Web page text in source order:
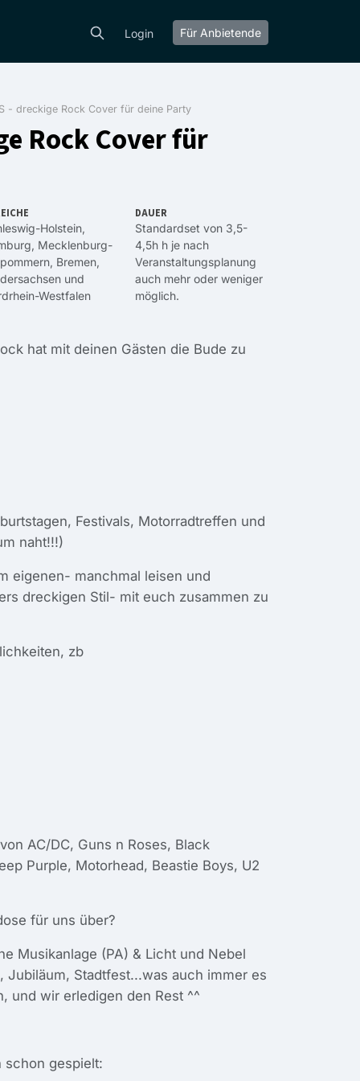
Login Für Anbietende
- dreckige Rock Cover für deine Party
Rock Cover für
Holstein,
, Mecklenburg-
, Bremen,
und
Westfalen
DAUER
Standardset von 3,5-
4,5h h je nach
Veranstaltungsplanung
auch mehr oder weniger
möglich.
hat mit deinen Gästen die Bude zu
Festivals, Motorradtreffen und
naht!!!)
eigenen- manchmal leisen und
dreckigen Stil- mit euch zusammen zu
zb
AC/DC, Guns n Roses, Black
Purple, Motorhead, Beastie Boys, U2
für uns über?
Musikanlage (PA) & Licht und Nebel
Jubiläum, Stadtfest...was auch immer es
und wir erledigen den Rest ^^
schon gespielt: